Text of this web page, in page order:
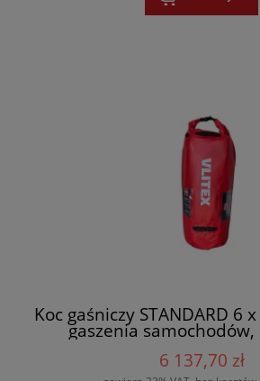
Koc gaśniczy STANDARD 6
gaszenia samochodów,
wielokrotnego użytku -
6 137,70 zł